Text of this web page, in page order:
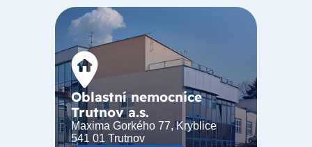
Oblastní nemocnice
Trutnov a.s.
Maxima Gorkého 77, Kryblice
541 01 Trutnov